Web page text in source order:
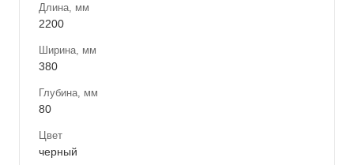
Длина, мм
2200
Ширина, мм
380
Глубина, мм
80
Цвет
черный